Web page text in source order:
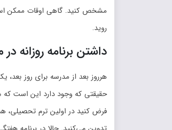
مشخص کنید. گاهی اوقات ممکن است
روید.
داشتن برنامه روزانه
هرروز بعد از مدرسه برای روز بعد،
حقیقتی که وجود دارد این است
فرض کنید در اولین ترم